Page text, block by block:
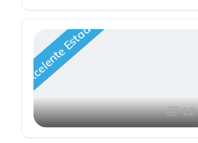
Excelente Estado
12